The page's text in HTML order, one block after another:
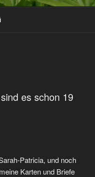
es schon 19
Patricia, und noch
Karten und Briefe